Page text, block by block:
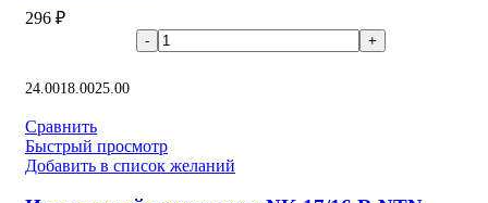
296 ₽
24.0018.0025.00
Сравнить
Быстрый просмотр
Добавить в список желаний